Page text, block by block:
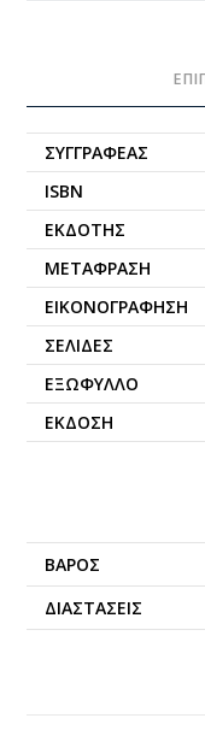
ΣΥΓΓΡΑΦΈΑΣ
ISBN
ΕΚΔΌΤΗΣ
ΜΕΤΆΦΡΑΣΗ
ΕΙΚΟΝΟΓΡΆΦΗΣΗ
ΣΕΛΊΔΕΣ
ΕΞΏΦΥΛΛΟ
ΈΚΔΟΣΗ
ΒΆΡΟΣ
ΔΙΑΣΤΆΣΕΙΣ